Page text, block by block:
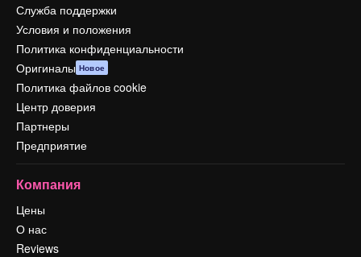
Служба поддержки
Условия и положения
Политика конфиденциальности
Оригиналы Новое
Политика файлов cookie
Центр доверия
Партнеры
Предприятие
Компания
Цены
О нас
Reviews